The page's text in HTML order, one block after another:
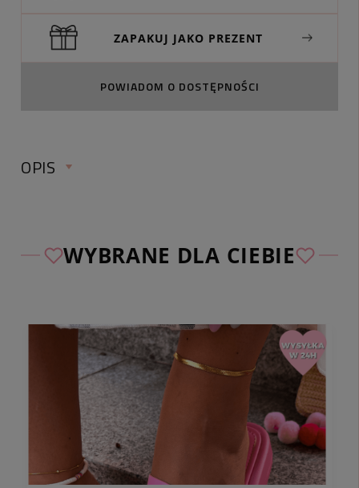
ZAPAKUJ JAKO PREZENT
POWIADOM O DOSTĘPNOŚCI
OPIS
długość całkowita:max. ok. 25,5 cm ( w tym
regulacja ok. 4,5 cm)
złoty
materiał:pozłacana stal chirurgiczna 316L
Szukasz modnych i trwałych dodatków, które będą
Ci towarzyszyć podczas letnich szaleństw? Jesteś
we właściwym miejscu! Ten model bransoletki ze
WYBRANE DLA CIEBIE